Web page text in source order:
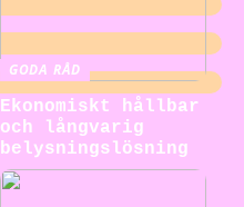
GODA RÅD
Ekonomiskt hållbar
och långvarig
belysningslösning